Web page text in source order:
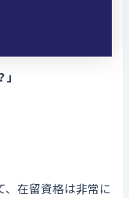
、在留資格は非常に